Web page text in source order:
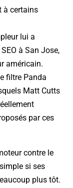
à certains
lui a
à San Jose,
américain.
filtre Panda
Matt Cutts
par ces
contre le
si ses
plus tôt.